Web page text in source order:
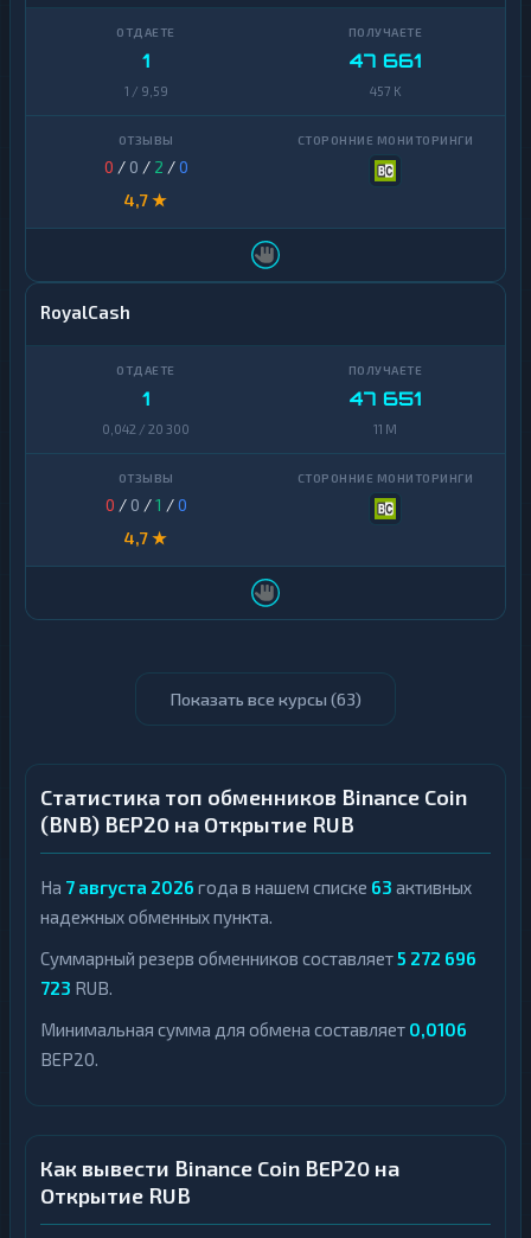
1
1 / 9,59
47 661
457 K
0 / 0 / 2 /0
4,7 ★
RoyalCash
1
0,042 / 20 300
47 651
11 M
0 / 0 /1 /0
4,7 ★
Показать все курсы (63)
Статистика топ обменников Binance Coin
(BNB) BEP20 на Открытие RUB
На 7 августа 2026 года в нашем списке 63 активных
надежных обменных пункта.
Суммарный резерв обменников составляет5 272 696
723 RUB.
Минимальная сумма для обмена составляет 0,0106
BEP20.
Как вывести Binance Coin BEP20 на
Открытие RUB